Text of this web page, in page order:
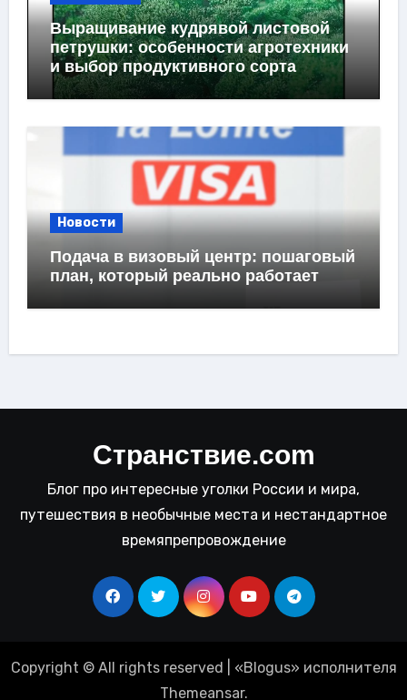
Выращивание кудрявой листовой
петрушки: особенности агротехники
и выбор продуктивного сорта
Новости
Подача в визовый центр: пошаговый
план, который реально работает
Странствие.com
Блог про интересные уголки России и мира,
путешествия в необычные места и нестандартное
времяпрепровождение
Copyright © All rights reserved «Blogus» исполнителя
Themeansar.